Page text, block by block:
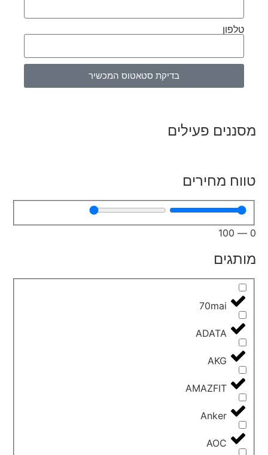
טלפון
בדיקת סטאטוס המכשיר
מסננים פעילים
טווח מחירים
0
—
100
מותגים
70mai
ADATA
AKG
AMAZFIT
Anker
AOC